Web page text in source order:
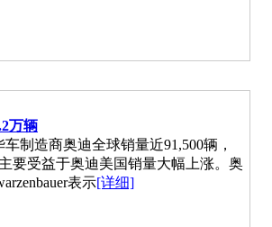
万辆
制造商奥迪全球销量近91,500辆，
要受益于奥迪美国销量大幅上涨。奥
表示[详细]